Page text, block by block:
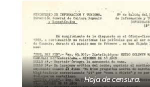
Hoja de censura.